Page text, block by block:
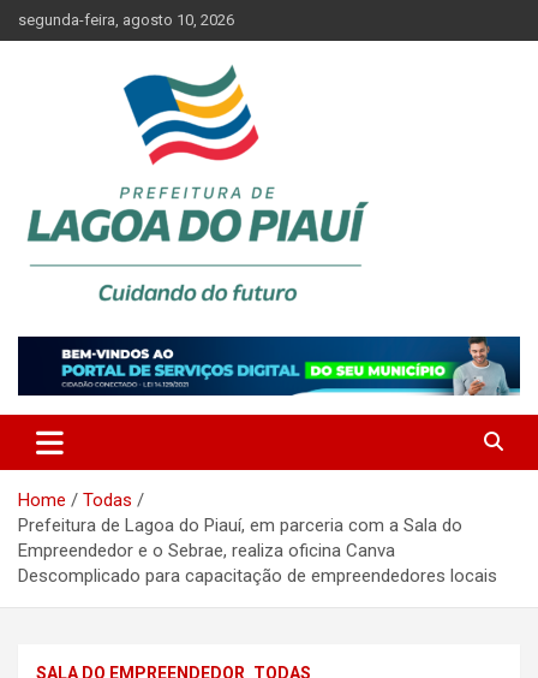
to
segunda-feira, agosto 10, 2026
PREFEITURA DE LAGOA DO
PIAUÍ
Home
Todas
Prefeitura de Lagoa do Piauí, em parceria com a Sala do
Empreendedor e o Sebrae, realiza oficina Canva
Descomplicado para capacitação de empreendedores locais
SALA DO EMPREENDEDOR TODAS